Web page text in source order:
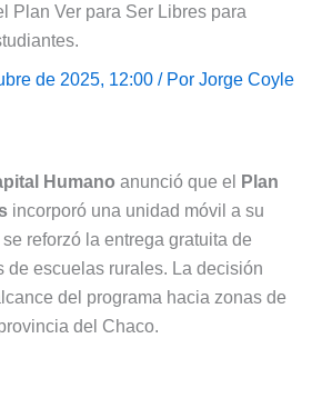
Plan Ver para Ser Libres para
de 2025, 12:00 / Por Jorge Coyle
Humano anunció que el
Plan
incorporó una unidad móvil a su
reforzó la entrega gratuita de
de escuelas rurales. La decisión
del programa hacia zonas de
del Chaco.